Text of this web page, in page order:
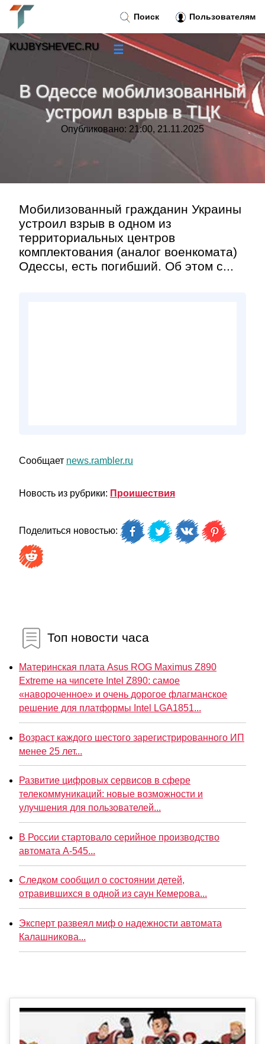
В Одессе мобилизованный
устроил взрыв в ТЦК
Опубликовано: 21:00, 21.11.2025
Мобилизованный гражданин Украины
устроил взрыв в одном из
территориальных центров
комплектования (аналог военкомата)
Одессы, есть погибший. Об этом с...
Сообщает news.rambler.ru
Новость из рубрики: Проишествия
Поделиться новостью:
Топ новости часа
Материнская плата Asus ROG Maximus Z890
Extreme на чипсете Intel Z890: самое
«навороченное» и очень дорогое флагманское
решение для платформы Intel LGA1851...
Возраст каждого шестого зарегистрированного ИП
менее 25 лет...
Развитие цифровых сервисов в сфере
телекоммуникаций: новые возможности и
улучшения для пользователей...
В России стартовало серийное производство
автомата А-545...
Следком сообщил о состоянии детей,
отравившихся в одной из саун Кемерова...
Эксперт развеял миф о надежности автомата
Калашникова...
Поиск Пользователям
KUJBYSHEVEC.RU ☰
»
Тренды новостей
»
Контакт»